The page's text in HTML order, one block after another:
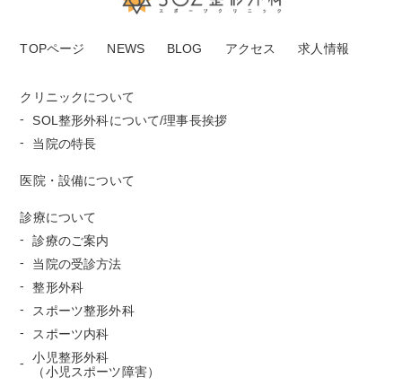
TOPページ NEWS BLOG アクセス 求人情報
クリニックについて
SOL整形外科について/理事長挨拶
当院の特長
医院・設備について
診療について
診療のご案内
当院の受診方法
整形外科
スポーツ整形外科
スポーツ内科
小児整形外科
（小児スポーツ障害）